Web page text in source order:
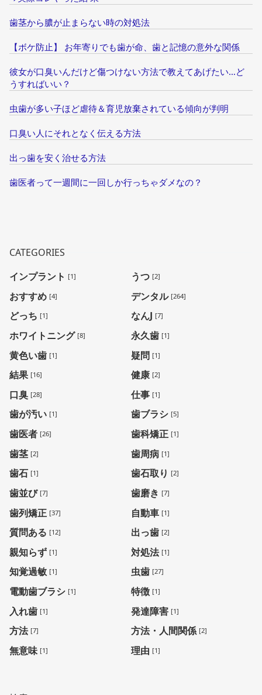
歯茎から膿が止まらない時の対処法
【ボケ防止】 お年寄りでも歯が命、歯と記憶の意外な関係
彼女が口臭いんだけど傷つけない方法で教えてあげたい…ど
うすればいい？
虫歯が多い子ほど虐待＆育児放棄されている傾向が判明
口臭い人にそれとなく伝える方法
出っ歯を安く治せる方法
歯医者って一週間に一回しか行っちゃダメなの？
CATEGORIES
インプラント [1] うつ [2]
おすすめ [4] デンタル [264]
どっち [1] なんJ [7]
ホワイトニング [8] 永久歯 [1]
黄色い歯 [1] 疑問 [1]
結果 [16] 健康 [2]
口臭 [28] 仕事 [1]
歯が汚い [1] 歯ブラシ [5]
歯医者 [26] 歯科矯正 [1]
歯茎 [2] 歯周病 [1]
歯石 [1] 歯石取り [2]
歯並び [7] 歯磨き [7]
歯列矯正 [37] 自動車 [1]
質問ある [12] 出っ歯 [2]
親知らず [1] 対処法 [1]
知覚過敏 [1] 虫歯 [27]
電動歯ブラシ [1] 特徴 [1]
入れ歯 [1] 発達障害 [1]
方法 [7] 方法・人間関係 [2]
無意味 [1] 理由 [1]